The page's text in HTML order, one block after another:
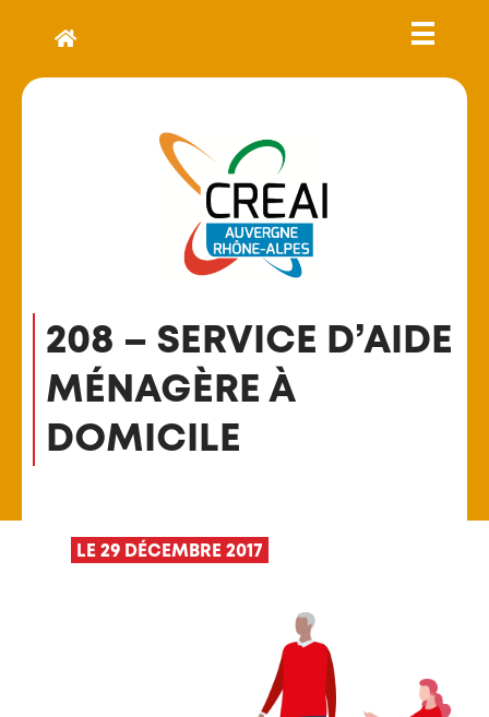
208 – SERVICE D’AIDE
MÉNAGÈRE À
DOMICILE
LE 29 DÉCEMBRE 2017